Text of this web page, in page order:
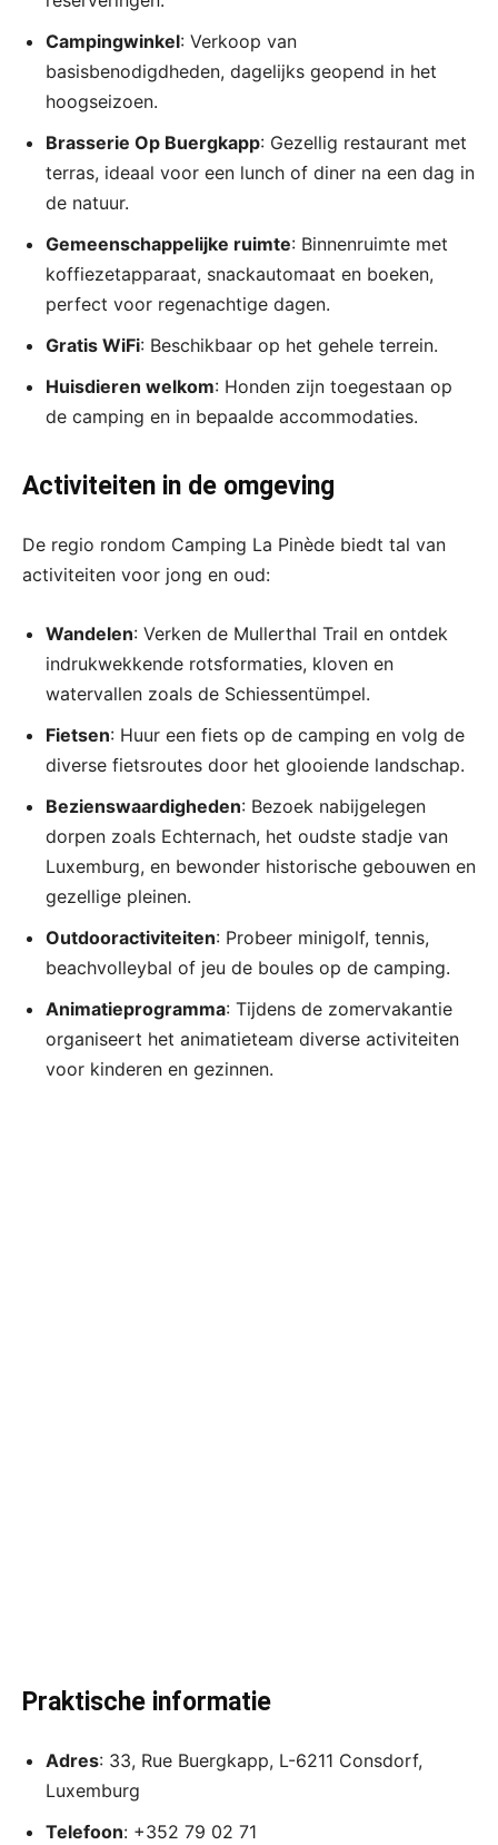
Campingwinkel: Verkoop van
basisbenodigdheden, dagelijks geopend in het
hoogseizoen.
Brasserie Op Buergkapp: Gezellig restaurant met
terras, ideaal voor een lunch of diner na een dag in
de natuur.
Gemeenschappelijke ruimte: Binnenruimte met
koffiezetapparaat, snackautomaat en boeken,
perfect voor regenachtige dagen.
Gratis WiFi: Beschikbaar op het gehele terrein.
Huisdieren welkom: Honden zijn toegestaan op
de camping en in bepaalde accommodaties.
Activiteiten in de omgeving
De regio rondom Camping La Pinède biedt tal van
activiteiten voor jong en oud:
Wandelen: Verken de Mullerthal Trail en ontdek
indrukwekkende rotsformaties, kloven en
watervallen zoals de Schiessentümpel.
Fietsen: Huur een fiets op de camping en volg de
diverse fietsroutes door het glooiende landschap.
Bezienswaardigheden: Bezoek nabijgelegen
dorpen zoals Echternach, het oudste stadje van
Luxemburg, en bewonder historische gebouwen en
gezellige pleinen.
Outdooractiviteiten: Probeer minigolf, tennis,
beachvolleybal of jeu de boules op de camping.
Animatieprogramma: Tijdens de zomervakantie
organiseert het animatieteam diverse activiteiten
voor kinderen en gezinnen.
Praktische informatie
Adres: 33, Rue Buergkapp, L-6211 Consdorf,
Luxemburg
Telefoon: +352 79 02 71